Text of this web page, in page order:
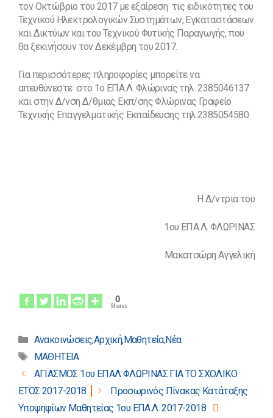
τον Οκτώβριο του 2017 με εξαίρεση τις ειδικότητες του
Τεχνικού Ηλεκτρολογικών Συστημάτων, Εγκαταστάσεων
και Δικτύων και του Τεχνικού Φυτικής Παραγωγής, που
θα ξεκινήσουν τον Δεκέμβρη του 2017.
Για περισσότερες πληροφορίες μπορείτε να
απευθύνεστε στο 1ο ΕΠΑ.Λ. Φλώρινας τηλ. 2385046137
και στην Δ/νση Δ/θμιας Εκπ/σης Φλώρινας Γραφείο
Τεχνικής Επαγγελματικής Εκπαίδευσης τηλ.2385054580
Η Δ/ντρια του
1ου ΕΠΑ.Λ. ΦΛΩΡΙΝΑΣ
Μακατσώρη Αγγελική
0
Shares
Κατηγορίες
Ανακοινώσεις,Αρχική,Μαθητεία,Νέα
Ετικέτες
ΜΑΘΗΤΕΙΑ
Πλοήγηση
άρθρων
ΑΓΙΑΣΜΟΣ 1ου ΕΠΑΛ ΦΛΩΡΙΝΑΣ ΓΙΑ ΤΟ ΣΧΟΛΙΚΟ
ΕΤΟΣ 2017-2018
Προσωρινός Πίνακας Κατάταξης
Υποψηφίων Μαθητείας 1ου ΕΠΑ.Λ. 2017-2018